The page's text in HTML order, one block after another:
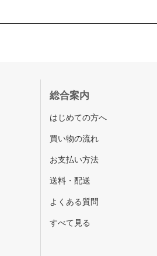
総合案内
はじめての方へ
買い物の流れ
お支払い方法
送料・配送
よくある質問
すべて見る